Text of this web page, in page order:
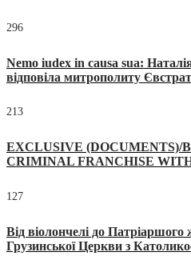
296
Nemo iudex in causa sua:
відповіла митрополиту
213
EXCLUSIVE (DOCUMENTS)/
CRIMINAL FRANCHISE
127
Від віолончелі до
Грузинської Церкви з